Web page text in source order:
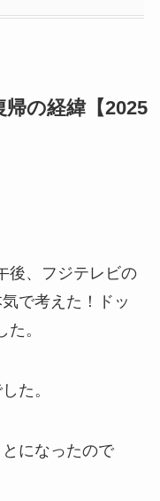
の経緯【2025
後、フジテレビの
で考えた！ドッ
。
た。
になったので